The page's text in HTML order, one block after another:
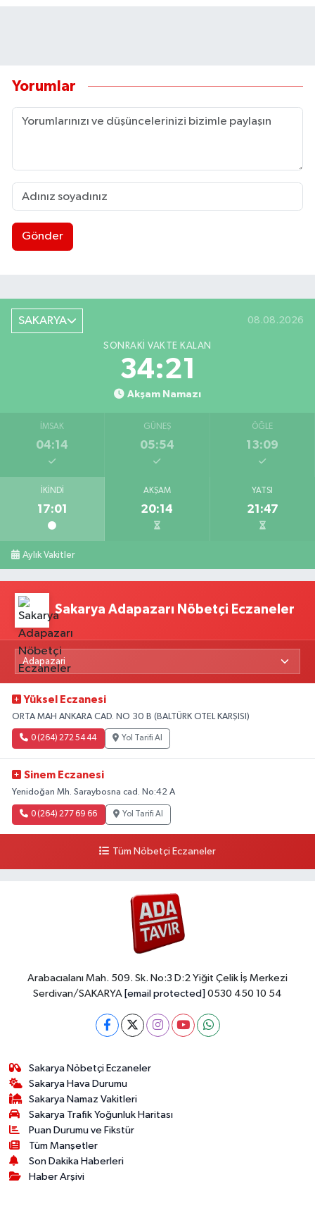
Yorumlar
Gönder
SAKARYA 08.08.2026
SONRAKI VAKTE KALAN
34:20
Akşam Namazı
İMSAK
04:14
GÜNEŞ
05:54
ÖĞLE
13:09
İKINDI
17:01
AKŞAM
20:14
YATSI
21:47
Aylık Vakitler
Sakarya Adapazarı Nöbetçi Eczaneler
Yüksel Eczanesi
ORTA MAH ANKARA CAD. NO 30 B (BALTÜRK OTEL KARŞISI)
0 (264) 272 54 44 Yol Tarifi Al
Sinem Eczanesi
Yenidoğan Mh. Saraybosna cad. No:42 A
0 (264) 277 69 66 Yol Tarifi Al
Tüm Nöbetçi Eczaneler
Arabacıalanı Mah. 509. Sk. No:3 D:2 Yiğit Çelik İş Merkezi
Serdivan/SAKARYA [email protected] 0530 450 10 54
Sakarya Nöbetçi Eczaneler
Sakarya Hava Durumu
Sakarya Namaz Vakitleri
Sakarya Trafik Yoğunluk Haritası
Puan Durumu ve Fikstür
Tüm Manşetler
Son Dakika Haberleri
Haber Arşivi